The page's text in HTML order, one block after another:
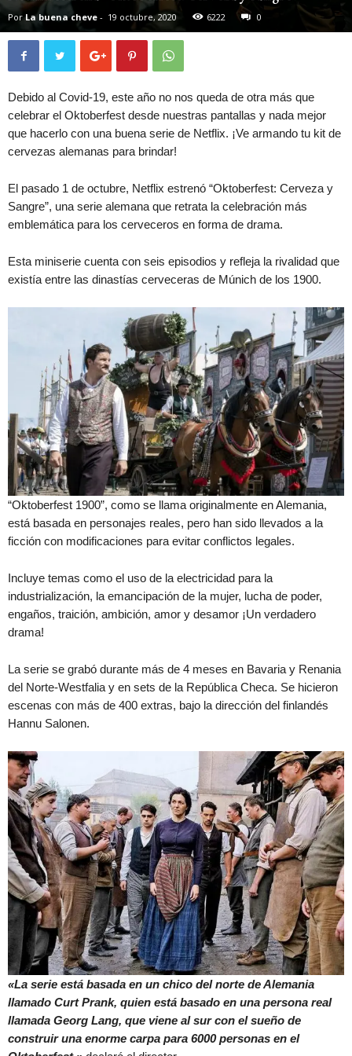
Por La buena cheve - 19 octubre, 2020 6222 0
Debido al Covid-19, este año no nos queda de otra más que
celebrar el Oktoberfest desde nuestras pantallas y nada mejor
que hacerlo con una buena serie de Netflix. ¡Ve armando tu kit de
cervezas alemanas para brindar!
El pasado 1 de octubre, Netflix estrenó “Oktoberfest: Cerveza y
Sangre”, una serie alemana que retrata la celebración más
emblemática para los cerveceros en forma de drama.
Esta miniserie cuenta con seis episodios y refleja la rivalidad que
existía entre las dinastías cerveceras de Múnich de los 1900.
“Oktoberfest 1900”, como se llama originalmente en Alemania,
está basada en personajes reales, pero han sido llevados a la
ficción con modificaciones para evitar conflictos legales.
Incluye temas como el uso de la electricidad para la
industrialización, la emancipación de la mujer, lucha de poder,
engaños, traición, ambición, amor y desamor ¡Un verdadero
drama!
La serie se grabó durante más de 4 meses en Bavaria y Renania
del Norte-Westfalia y en sets de la República Checa. Se hicieron
escenas con más de 400 extras, bajo la dirección del finlandés
Hannu Salonen.
«La serie está basada en un chico del norte de Alemania
llamado Curt Prank, quien está basado en una persona real
llamada Georg Lang, que viene al sur con el sueño de
construir una enorme carpa para 6000 personas en el